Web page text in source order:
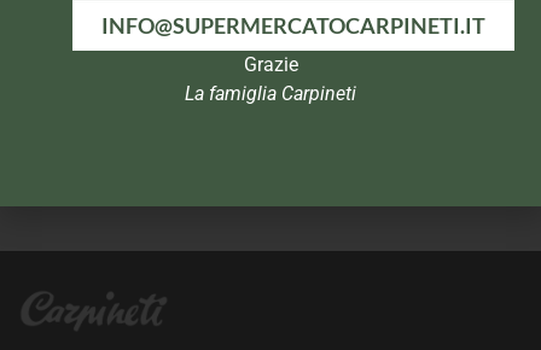
INFO@SUPERMERCATOCARPINETI.IT
Grazie
La famiglia Carpineti